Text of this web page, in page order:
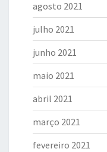
agosto 2021
julho 2021
junho 2021
maio 2021
abril 2021
março 2021
fevereiro 2021